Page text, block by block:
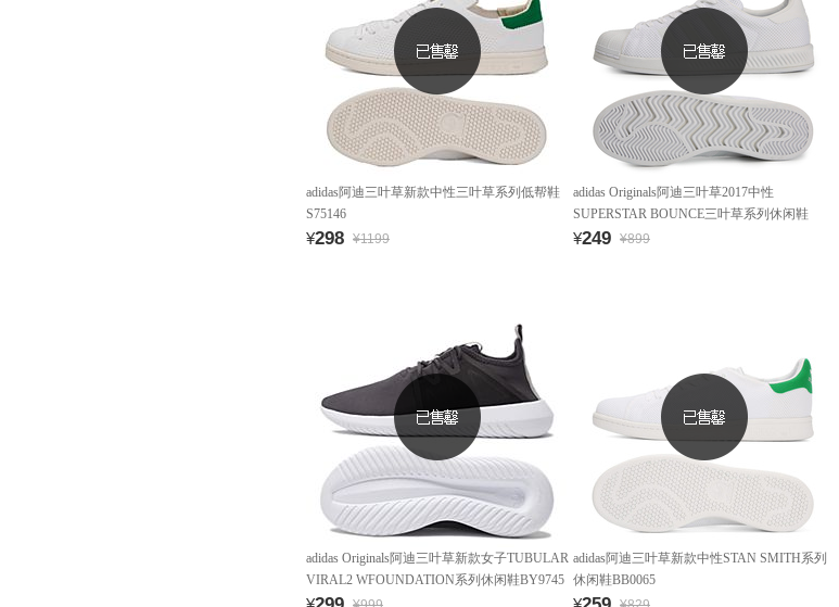
adidas阿迪三叶草新款中性三叶草系列低帮鞋
S75146
¥298 ¥1199
adidas Originals阿迪三叶草2017中性
SUPERSTAR BOUNCE三叶草系列休闲鞋
S82236
¥249 ¥899
adidas Originals阿迪三叶草新款女子TUBULAR
VIRAL2 WFOUNDATION系列休闲鞋BY9745
adidas阿迪三叶草新款中性STAN SMITH系列
休闲鞋BB0065